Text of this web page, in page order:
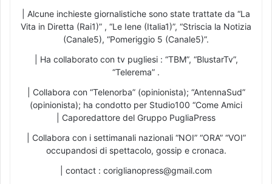
| Alcune inchieste giornalistiche sono state trattate da “La
Vita in Diretta (Rai1)” , “Le Iene (Italia1)”, “Striscia la Notizia
(Canale5), “Pomeriggio 5 (Canale5)”.
| Ha collaborato con tv pugliesi : “TBM”, “BlustarTv”,
“Telerema” .
| Collabora con “Telenorba” (opinionista); “AntennaSud”
(opinionista); ha condotto per Studio100 “Come Amici
| Caporedattore del Gruppo PugliaPress
| Collabora con i settimanali nazionali “NOI” “ORA” “VOI”
occupandosi di spettacolo, gossip e cronaca.
| contact : coriglianopress@gmail.com